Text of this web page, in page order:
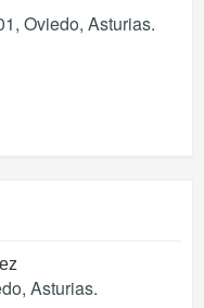
Oviedo, Asturias.
, Asturias.